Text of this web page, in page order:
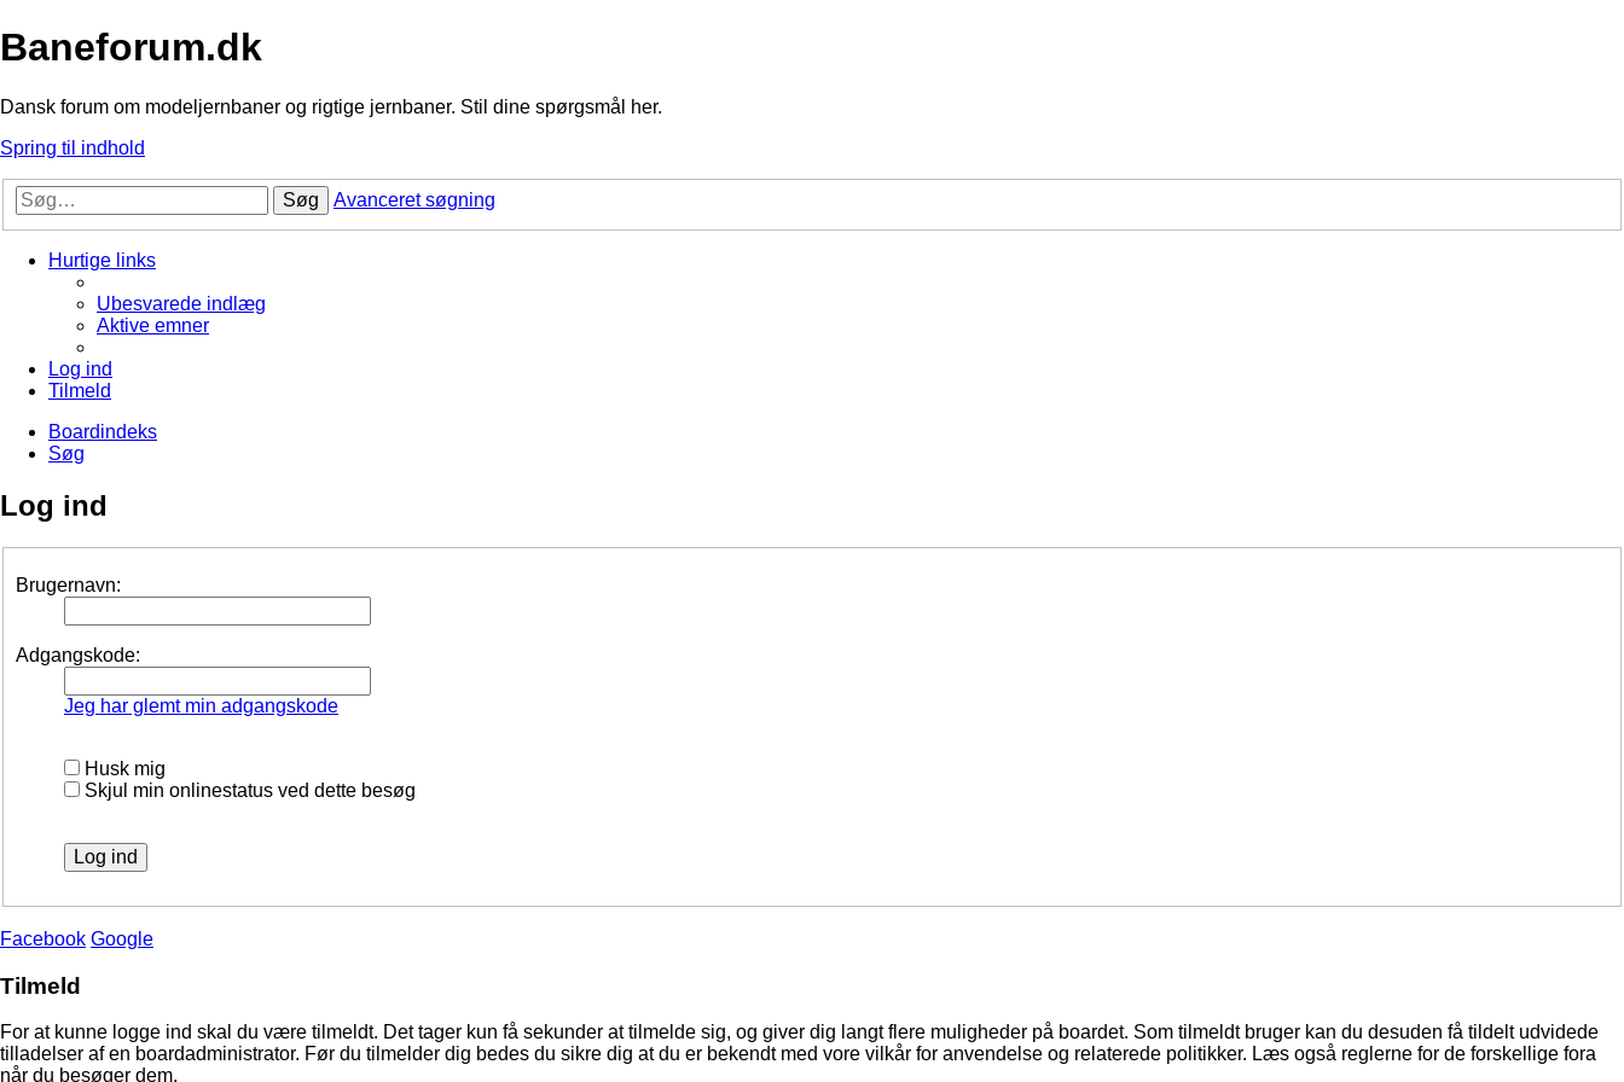
Baneforum.dk
Dansk forum om modeljernbaner og rigtige jernbaner. Stil dine spørgsmål her.
Spring til indhold
Søg Avanceret søgning
Hurtige links
Ubesvarede indlæg
Aktive emner
Log ind
Tilmeld
Boardindeks
Søg
Log ind
Brugernavn:
Adgangskode:
Jeg har glemt min adgangskode
Husk mig
Skjul min onlinestatus ved dette besøg
Facebook Google
Tilmeld
For at kunne logge ind skal du være tilmeldt. Det tager kun få sekunder at tilmelde sig, og giver dig langt flere muligheder på boardet. Som tilmeldt bruger kan du desuden få tildelt udvidede
tilladelser af en boardadministrator. Før du tilmelder dig bedes du sikre dig at du er bekendt med vore vilkår for anvendelse og relaterede politikker. Læs også reglerne for de forskellige fora
når du besøger dem.